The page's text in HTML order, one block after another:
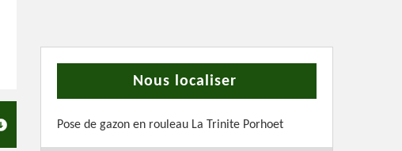
Nous localiser
Pose de gazon en rouleau La Trinite Porhoet